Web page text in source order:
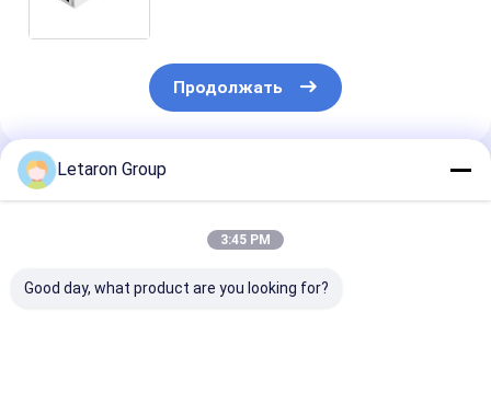
Продолжать
Порекомендованные Продукты
Letaron Group
3:45 PM
Good day, what product are you looking for?